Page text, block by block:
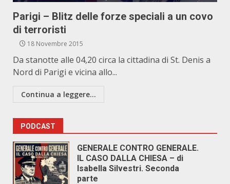
Parigi – Blitz delle forze speciali a un covo
di terroristi
18 Novembre 2015
Da stanotte alle 04,20 circa la cittadina di St. Denis a
Nord di Parigi e vicina allo...
Continua a leggere...
PODCAST
GENERALE CONTRO GENERALE.
IL CASO DALLA CHIESA – di
Isabella Silvestri. Seconda
parte